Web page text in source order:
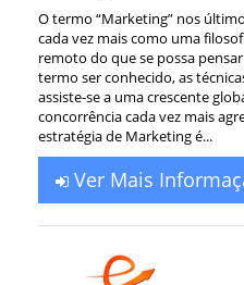
O termo “Marketing” nos
cada vez mais como uma
remoto do que se possa
termo ser conhecido, as
assiste-se a uma crescente
concorrência cada vez mais
estratégia de Marketing é...
Ver Mais